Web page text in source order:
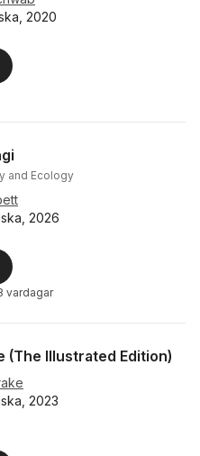
2020
and Ecology
2026
vardagar
(The Illustrated Edition)
2023
Totalt antal röster: